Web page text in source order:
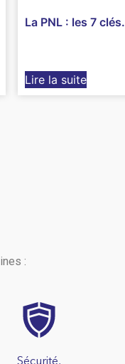
La PNL : les 7 clés.
Lire la suite
:
Sécurité,